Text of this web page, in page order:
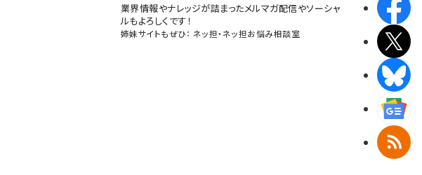
業界情報やナレッジが詰まったメルマガ配信やソーシャ
ルもよろしくです！
姉妹サイトもぜひ： ネッ担・ネッ担お悩み相談室
RSS